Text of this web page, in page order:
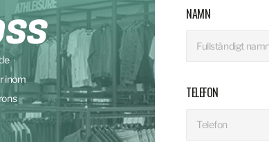
inom
NAMN
TELEFON